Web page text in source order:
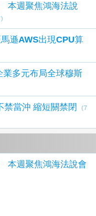
本週聚焦鴻海法說
遜AWS出現CPU算
禁當沖 縮短關禁閉
(7
本週聚焦鴻海法說會